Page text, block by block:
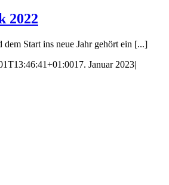
2022
dem Start ins neue Jahr gehört ein [...]
17. Januar 2023|